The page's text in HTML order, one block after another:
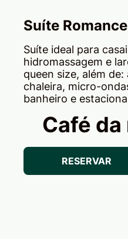
Suíte ideal para
hidromassagem e
queen size, além
chaleira, micro-
banheiro e
Suíte Romance
Café
RESERVAR